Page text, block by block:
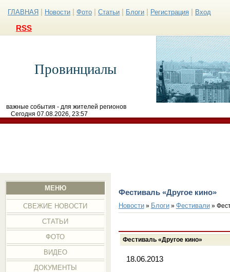
ГЛАВНАЯ Новости Фото Статьи Блоги Регистрация Вход
RSS
Провинциалы
важные события - для жителей регионов
Сегодня 07.08.2026, 23:57
МЕНЮ
СВЕЖИЕ НОВОСТИ
СТАТЬИ
ФОТО
ВИДЕО
ДОКУМЕНТЫ
Фестиваль «Другое кино»
Новости» Блоги» Фестивали»
Фестиваль «Другое кино»
18.06.2013